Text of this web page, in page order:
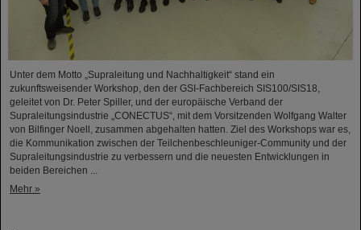
Unter dem Motto „Supraleitung und Nachhaltigkeit“ stand ein
zukunftsweisender Workshop, den der GSI-Fachbereich SIS100/SIS18,
geleitet von Dr. Peter Spiller, und der europäische Verband der
Supraleitungsindustrie „CONECTUS“, mit dem Vorsitzenden Wolfgang Walter
von Bilfinger Noell, zusammen abgehalten hatten. Ziel des Workshops war es,
die Kommunikation zwischen der Teilchenbeschleuniger-Community und der
Supraleitungsindustrie zu verbessern und die neuesten Entwicklungen in
beiden Bereichen ...
Mehr »